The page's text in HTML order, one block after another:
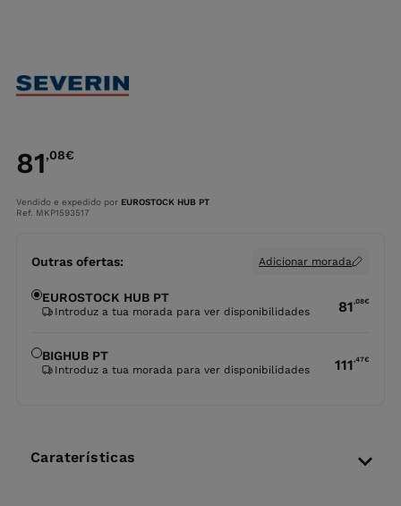
81,08€
Vendido e expedido por EUROSTOCK HUB PT
Ref. MKP1593517
Outras ofertas: Adicionar morada
EUROSTOCK HUB PT
Introduz a tua morada para ver disponibilidades 81,08€
BIGHUB PT
Introduz a tua morada para ver disponibilidades 111,47€
Caraterísticas